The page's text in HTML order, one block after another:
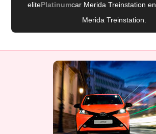
elitePlatinumcar Merida Treinstation
Merida Treinstation